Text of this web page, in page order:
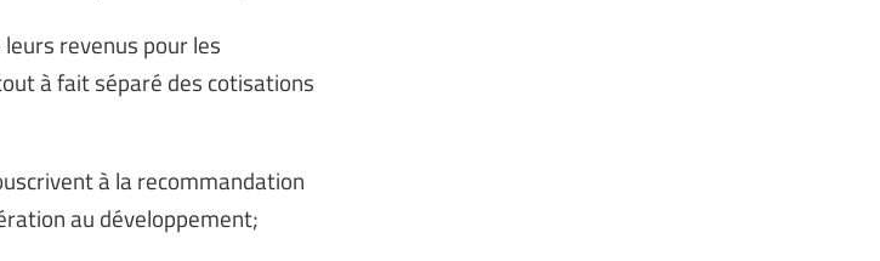
revenus pour les
à fait séparé des cotisations
à la recommandation
au développement;